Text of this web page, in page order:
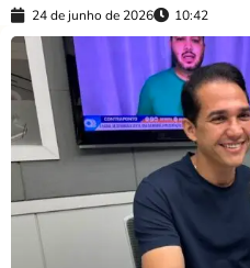
24 de junho de 2026 10:42